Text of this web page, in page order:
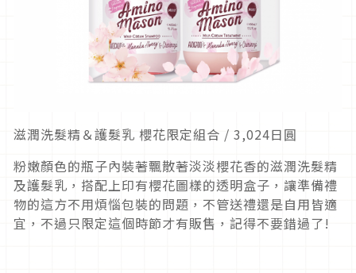
滋潤洗髮精＆護髮乳 櫻花限定組合 / 3,024日圓
粉嫩顏色的瓶子內裝著飄散著淡淡櫻花香的滋潤洗髮精
及護髮乳，搭配上印有櫻花圖樣的透明盒子，讓準備禮
物的這方不用煩惱包裝的問題，不管送禮還是自用皆適
宜，不過只限定這個時節才有販售，記得不要錯過了!